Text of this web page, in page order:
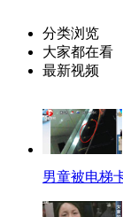
分类浏览
大家都在看
最新视频
男童被电梯